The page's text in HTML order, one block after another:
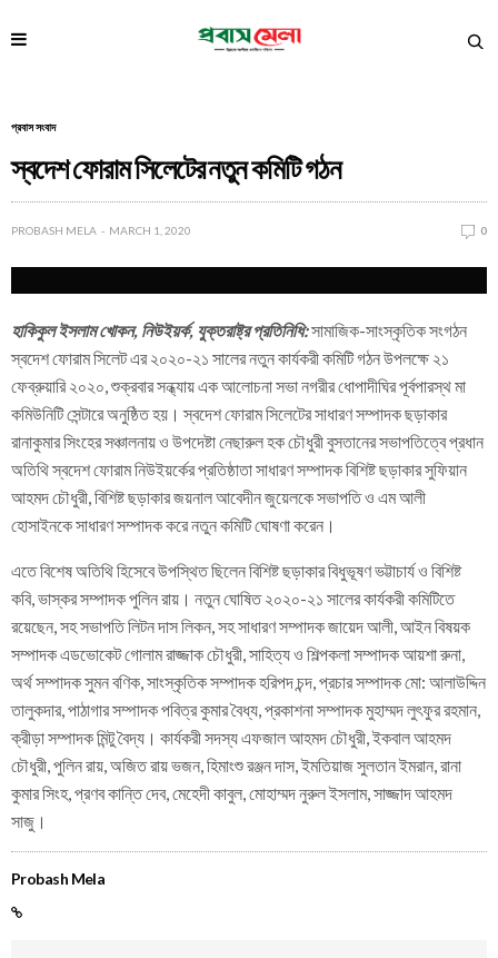
প্রবাস সংবাদ
স্বদেশ ফোরাম সিলেটের নতুন কমিটি গঠন
PROBASH MELA MARCH 1, 2020 0
হাকিকুল ইসলাম খোকন, নিউইয়র্ক, যুক্তরাষ্ট্র প্রতিনিধি:সামাজিক-সাংস্কৃতিক সংগঠন
স্বদেশ ফোরাম সিলেট এর ২০২০-২১ সালের নতুন কার্যকরী কমিটি গঠন উপলক্ষে ২১
ফেব্রুয়ারি ২০২০, শুক্রবার সন্ধ্যায় এক আলোচনা সভা নগরীর ধোপাদীঘির পূর্বপারস্থ মা
কমিউনিটি সেন্টারে অনুষ্ঠিত হয়। স্বদেশ ফোরাম সিলেটের সাধারণ সম্পাদক ছড়াকার
রানাকুমার সিংহের সঞ্চালনায় ও উপদেষ্টা নেছারুল হক চৌধুরী বুসতানের সভাপতিত্বে প্রধান
অতিথি স্বদেশ ফোরাম নিউইয়র্কের প্রতিষ্ঠাতা সাধারণ সম্পাদক বিশিষ্ট ছড়াকার সুফিয়ান
আহমদ চৌধুরী, বিশিষ্ট ছড়াকার জয়নাল আবেদীন জুয়েলকে সভাপতি ও এম আলী
হোসাইনকে সাধারণ সম্পাদক করে নতুন কমিটি ঘোষণা করেন।
এতে বিশেষ অতিথি হিসেবে উপস্থিত ছিলেন বিশিষ্ট ছড়াকার বিধুভূষণ ভট্টাচার্য ও বিশিষ্ট
কবি, ভাস্কর সম্পাদক পুলিন রায়। নতুন ঘোষিত ২০২০-২১ সালের কার্যকরী কমিটিতে
রয়েছেন, সহ সভাপতি লিটন দাস লিকন, সহ সাধারণ সম্পাদক জায়েদ আলী, আইন বিষয়ক
সম্পাদক এডভোকেট গোলাম রাজ্জাক চৌধুরী, সাহিত্য ও শিল্পকলা সম্পাদক আয়শা রুনা,
অর্থ সম্পাদক সুমন বণিক, সাংস্কৃতিক সম্পাদক হরিপদ চন্দ, প্রচার সম্পাদক মো: আলাউদ্দিন
তালুকদার, পাঠাগার সম্পাদক পবিত্র কুমার বৈধ্য, প্রকাশনা সম্পাদক মুহাম্মদ লুৎফুর রহমান,
ক্রীড়া সম্পাদক মিন্টু বৈদ্য। কার্যকরী সদস্য এফজাল আহমদ চৌধুরী, ইকবাল আহমদ
চৌধুরী, পুলিন রায়, অজিত রায় ভজন, হিমাংশু রঞ্জন দাস, ইমতিয়াজ সুলতান ইমরান, রানা
কুমার সিংহ, প্রণব কান্তি দেব, মেহেদী কাবুল, মোহাম্মদ নুরুল ইসলাম, সাজ্জাদ আহমদ
সাজু।
Probash Mela